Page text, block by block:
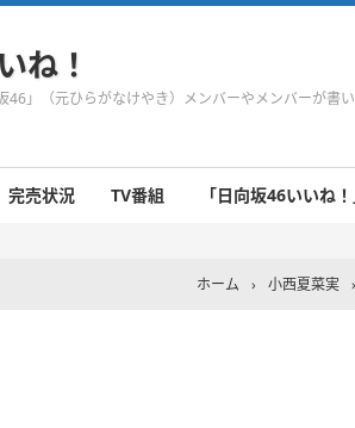
ね！
46」（元ひらがなけやき）メンバーやメンバーが書
完売状況 TV番組 「日向坂46いいね
ホーム › 小西夏菜実 ›